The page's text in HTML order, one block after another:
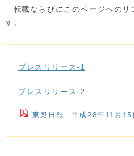
転載ならびにこのページへのリ
す。
プレスリリース-1
プレスリリース-2
東奥日報 平成28年11月15